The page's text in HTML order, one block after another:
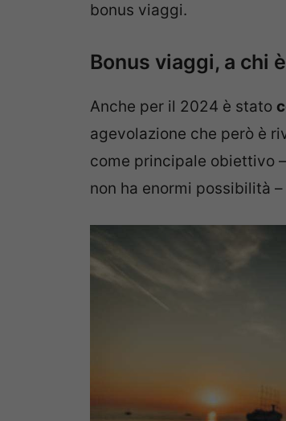
bonus viaggi.
Bonus viaggi, a chi
Anche per il 2024 è stato
agevolazione che però è
come principale obiettivo
non ha enormi possibilità